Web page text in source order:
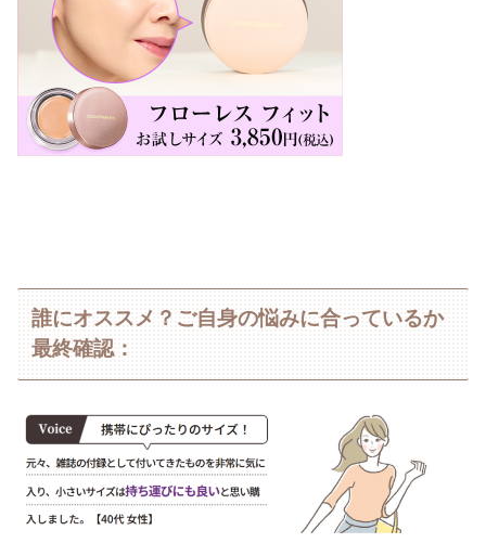
誰にオススメ？ご自身の悩みに合っているか
最終確認：